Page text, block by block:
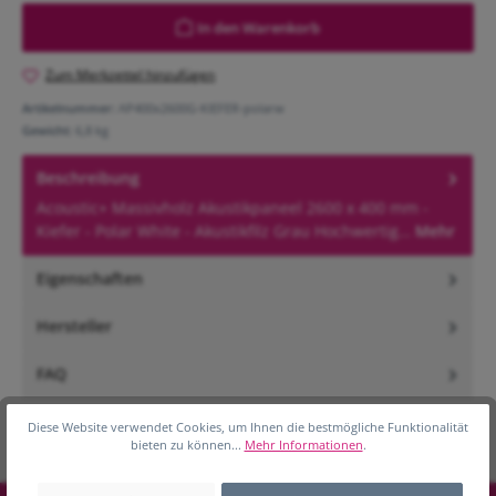
In den Warenkorb
Zum Merkzettel hinzufügen
Artikelnummer:
AP400x2600G-KIEFER-polarw
Gewicht:
6,8 kg
Beschreibung
Acoustic+ Massivholz Akustikpaneel 2600 x 400 mm -
Kiefer - Polar White - Akustikfilz Grau Hochwertig… Mehr
Eigenschaften
Hersteller
FAQ
Diese Website verwendet Cookies, um Ihnen die bestmögliche Funktionalität
bieten zu können... Mehr Informationen.